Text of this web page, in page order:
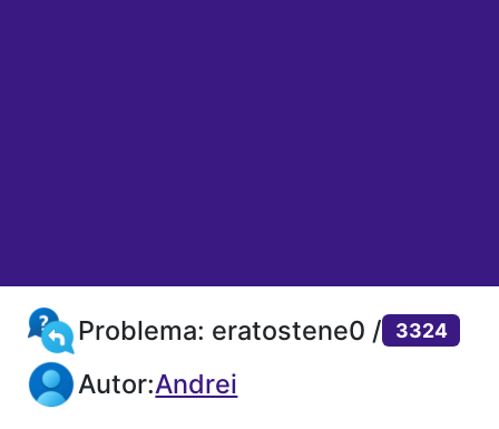
Problema: eratostene0 / 3324
Autor:Andrei